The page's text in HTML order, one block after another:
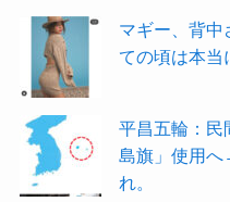
マギー、背
ての頃は本当
平昌五輪：民
島旗」使用
れ。